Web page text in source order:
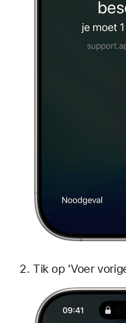
Tik op 'Voer